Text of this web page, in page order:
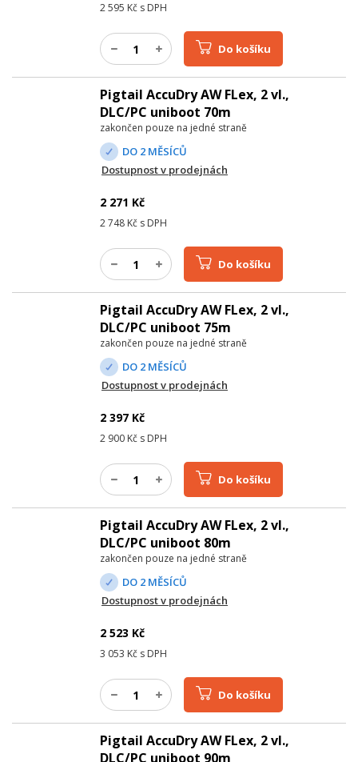
2 595 Kč s DPH
Do košíku
Pigtail AccuDry AW FLex, 2 vl.,
DLC/PC uniboot 70m
zakončen pouze na jedné straně
DO 2 MĚSÍCŮ
Dostupnost v prodejnách
2 271 Kč
2 748 Kč s DPH
Do košíku
Pigtail AccuDry AW FLex, 2 vl.,
DLC/PC uniboot 75m
zakončen pouze na jedné straně
DO 2 MĚSÍCŮ
Dostupnost v prodejnách
2 397 Kč
2 900 Kč s DPH
Do košíku
Pigtail AccuDry AW FLex, 2 vl.,
DLC/PC uniboot 80m
zakončen pouze na jedné straně
DO 2 MĚSÍCŮ
Dostupnost v prodejnách
2 523 Kč
3 053 Kč s DPH
Do košíku
Pigtail AccuDry AW FLex, 2 vl.,
DLC/PC uniboot 90m